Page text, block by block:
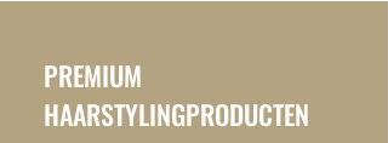
PREMIUM
HAARSTYLINGPRODUCTEN